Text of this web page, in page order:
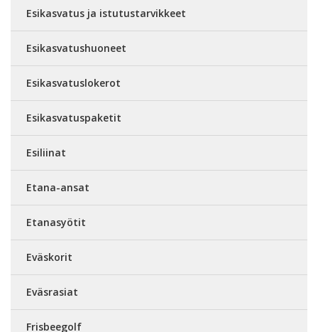
Esikasvatus ja istutustarvikkeet
Esikasvatushuoneet
Esikasvatuslokerot
Esikasvatuspaketit
Esiliinat
Etana-ansat
Etanasyötit
Eväskorit
Eväsrasiat
Frisbeegolf